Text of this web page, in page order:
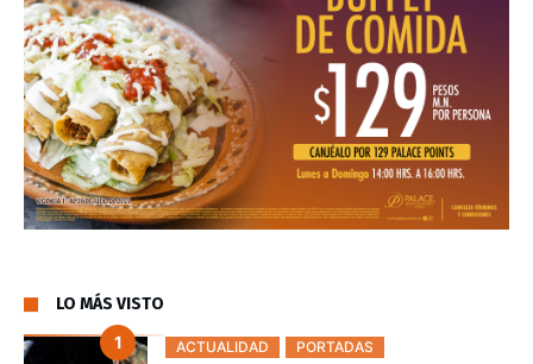
LO MÁS VISTO
ACTUALIDAD PORTADAS